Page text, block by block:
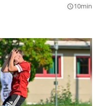
query_builder10min